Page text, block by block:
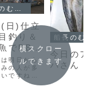
日)仕立
釣り＆
でBBQ
・サ
イラ・
ガツオ
明日から
の人が多
ですね。
はいつもと
今日のア
バさん
横スクロー
ルできます